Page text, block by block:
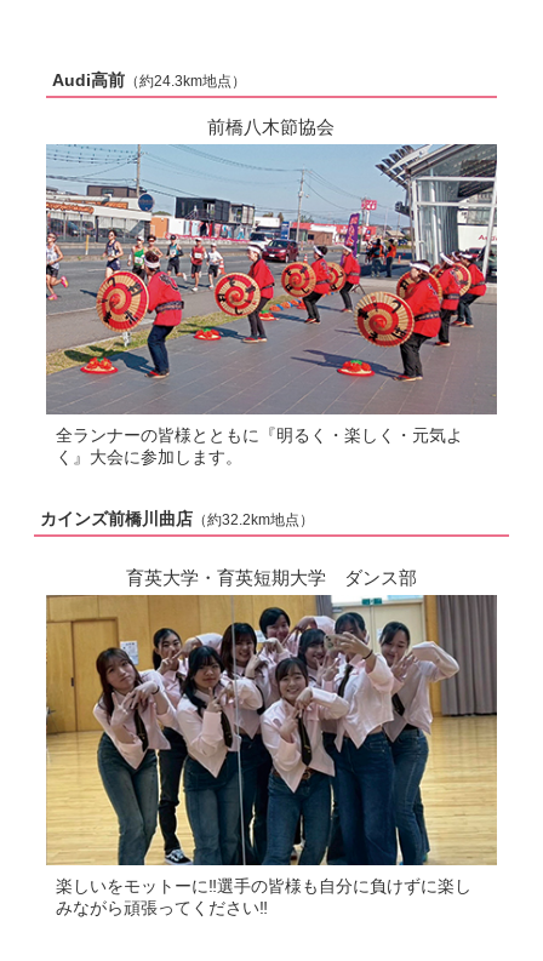
Audi高前 （約24.3km地点）
前橋八木節協会
全ランナーの皆様とともに『明るく・楽しく・元気よ
く』大会に参加します。
カインズ前橋川曲店 （約32.2km地点）
育英大学・育英短期大学 ダンス部
楽しいをモットーに‼選手の皆様も自分に負けずに楽し
みながら頑張ってください‼